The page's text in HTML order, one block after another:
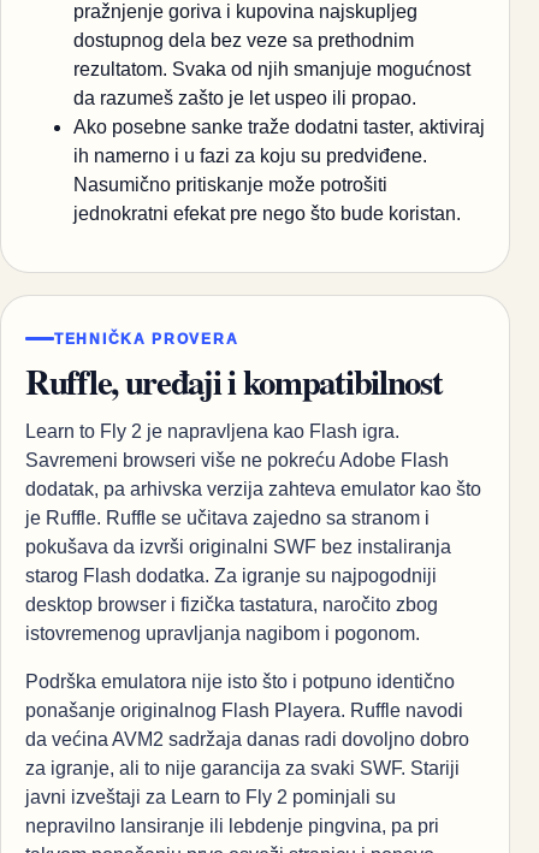
pražnjenje goriva i kupovina najskupljeg
dostupnog dela bez veze sa prethodnim
rezultatom. Svaka od njih smanjuje mogućnost
da razumeš zašto je let uspeo ili propao.
Ako posebne sanke traže dodatni taster, aktiviraj
ih namerno i u fazi za koju su predviđene.
Nasumično pritiskanje može potrošiti
jednokratni efekat pre nego što bude koristan.
TEHNIČKA PROVERA
Ruffle, uređaji i kompatibilnost
Learn to Fly 2 je napravljena kao Flash igra.
Savremeni browseri više ne pokreću Adobe Flash
dodatak, pa arhivska verzija zahteva emulator kao što
je Ruffle. Ruffle se učitava zajedno sa stranom i
pokušava da izvrši originalni SWF bez instaliranja
starog Flash dodatka. Za igranje su najpogodniji
desktop browser i fizička tastatura, naročito zbog
istovremenog upravljanja nagibom i pogonom.
Podrška emulatora nije isto što i potpuno identično
ponašanje originalnog Flash Playera. Ruffle navodi
da većina AVM2 sadržaja danas radi dovoljno dobro
za igranje, ali to nije garancija za svaki SWF. Stariji
javni izveštaji za Learn to Fly 2 pominjali su
nepravilno lansiranje ili lebdenje pingvina, pa pri